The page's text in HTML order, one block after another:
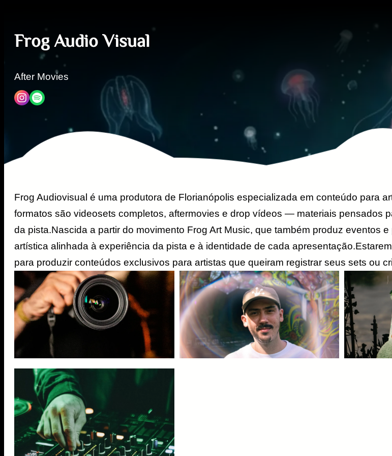
Frog Audio Visual
After Movies
Frog Audiovisual é uma produtora de Florianópolis especializada em conteúdo para
formatos são videosets completos, aftermovies e drop vídeos — materiais pensados
da pista.Nascida a partir do movimento Frog Art Music, que também produz eventos
artística alinhada à experiência da pista e à identidade de cada
para produzir conteúdos exclusivos para artistas que queiram registrar seus sets ou